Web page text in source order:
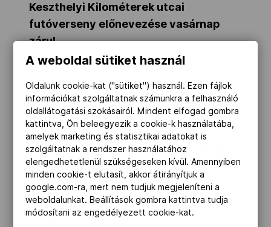
Társszervezetek
OVEP
Adatbank
Keszthelyi Kilométerek utcai
futóverseny előnevezése vasárnap
zárul.
A május 27-ei rendezvényre a szervezők
650 előnevezésre számítanak; a
helyszínen pedig még több száz
regisztrációval kalkulálnak.
Az V. Intersport Keszthelyi Kilométerek
Félmaraton, maraton a 4RUN Félmaraton
sorozat utolsó állomása; a viadaloknak
korábban Debrecen és Szekszárd adott
otthont.
A weboldal sütiket használ
Oldalunk cookie-kat ("sütiket") használ. Ezen fájlok
információkat szolgáltatnak számunkra a felhasználó
oldallátogatási szokásairól. Mindent elfogad gombra
kattintva, Ön beleegyezik a cookie-k használatába,
amelyek marketing és statisztikai adatokat is
szolgáltatnak a rendszer használatához
elengedhetetlenül szükségeseken kívül. Amennyiben
minden cookie-t elutasít, akkor átirányítjuk a
google.com-ra, mert nem tudjuk megjeleníteni a
weboldalunkat. Beállítások gombra kattintva tudja
módosítani az engedélyezett cookie-kat.